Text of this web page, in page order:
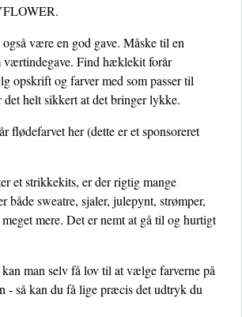
være en god gave. Måske til en
værtindegave. Find hæklekit forår
opskrift og farver med som passer til
det helt sikkert at det bringer lykke.
flødefarvet her(dette er et sponsoreret
et strikkekits, er der rigtig mange
både sweatre, sjaler, julepynt, strømper,
mere. Det er nemt at gå til og hurtigt
man selv få lov til at vælge farverne på
- så kan du få lige præcis det udtryk du